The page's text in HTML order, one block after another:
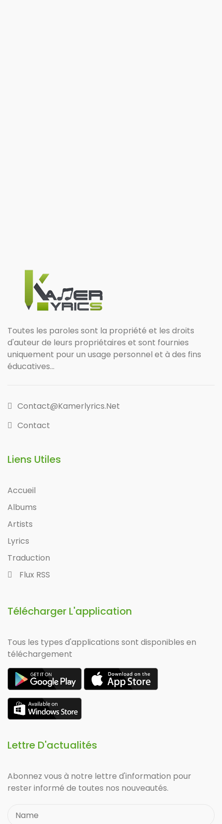
Toutes les paroles sont la propriété et les droits
d'auteur de leurs propriétaires et sont fournies
uniquement pour un usage personnel et à des fins
éducatives...
Contact@kamerlyrics.net
Contact
Liens Utiles
Accueil
Albums
Artists
Lyrics
Traduction
Flux RSS
Télécharger L'application
Tous les types d'applications sont disponibles en
téléchargement
Lettre D'actualités
Abonnez vous à notre lettre d'information pour
rester informé de toutes nos nouveautés.